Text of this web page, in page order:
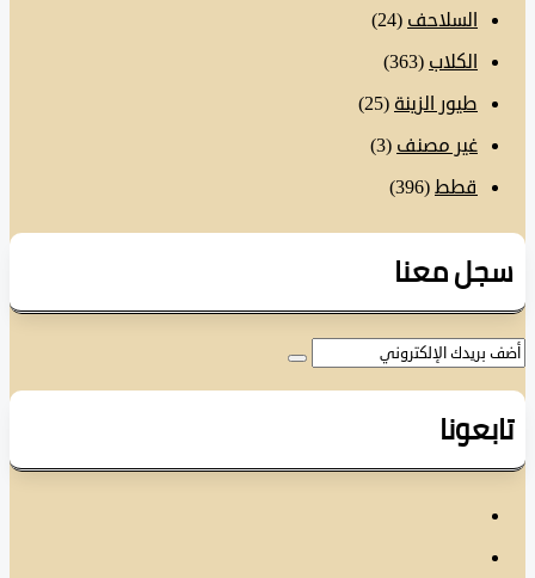
السلاحف(24)
الكلاب(363)
طيور الزينة (25)
غير مصنف(3)
قطط
(396)
معنا